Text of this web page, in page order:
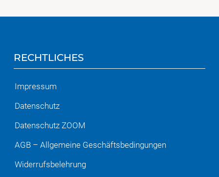
RECHTLICHES
Impressum
Datenschutz
Datenschutz ZOOM
AGB – Allgemeine Geschäftsbedingungen
Widerrufsbelehrung